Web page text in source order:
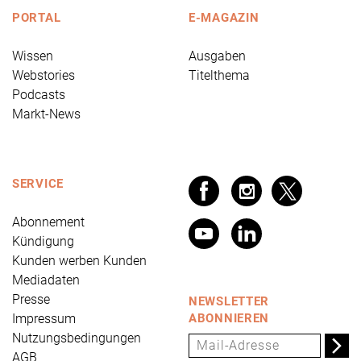
PORTAL
Wissen
Webstories
Podcasts
Markt-News
E-MAGAZIN
Ausgaben
Titelthema
SERVICE
Abonnement
Kündigung
Kunden werben Kunden
Mediadaten
Presse
Impressum
Nutzungsbedingungen
AGB
NEWSLETTER
ABONNIEREN